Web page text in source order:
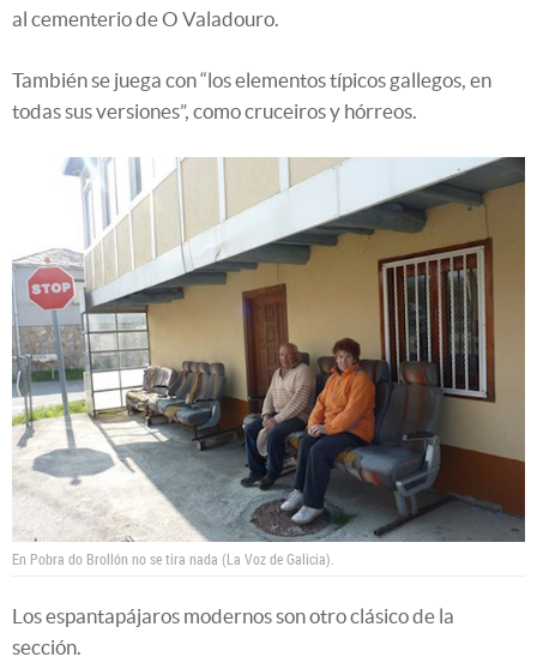
al cementerio de O Valadouro.
También se juega con “los elementos típicos gallegos, en
todas sus versiones”, como cruceiros y hórreos.
En Pobra do Brollón no se tira nada (La Voz de Galicia).
Los espantapájaros modernos son otro clásico de la
sección.